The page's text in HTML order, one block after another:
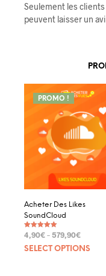
Seulement les
peuvent laisser un
PROMO !
Acheter Des Likes
SoundCloud
Note
5.00
sur 5
4,90€–579,90€
SELECT OPTIONS